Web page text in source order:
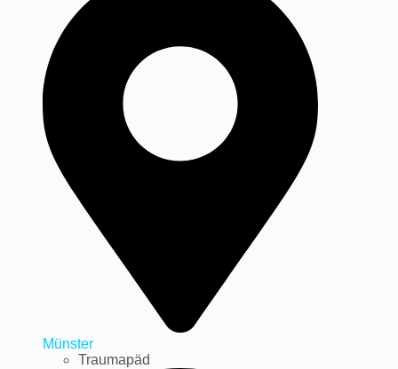
Münster
Traumapäd